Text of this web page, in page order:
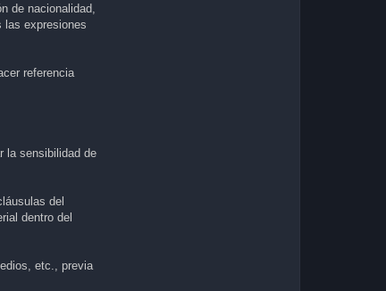
de nacionalidad,
las expresiones
referencia
la sensibilidad de
del
dentro del
etc., previa